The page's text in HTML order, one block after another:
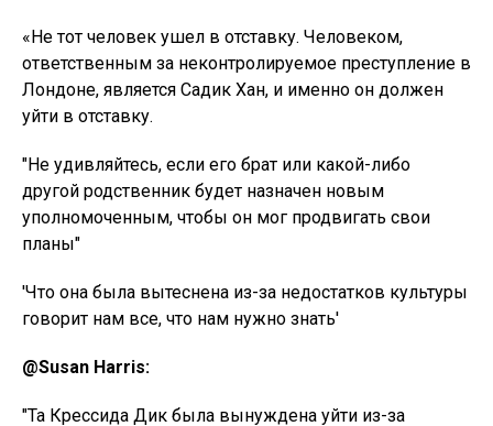
«Не тот человек ушел в отставку. Человеком,
ответственным за неконтролируемое преступление в
Лондоне, является Садик Хан, и именно он должен
уйти в отставку.
"Не удивляйтесь, если его брат или какой-либо
другой родственник будет назначен новым
уполномоченным, чтобы он мог продвигать свои
планы"
'Что она была вытеснена из-за недостатков культуры
говорит нам все, что нам нужно знать'
@Susan Harris:
"Та Крессида Дик была вынуждена уйти из-за